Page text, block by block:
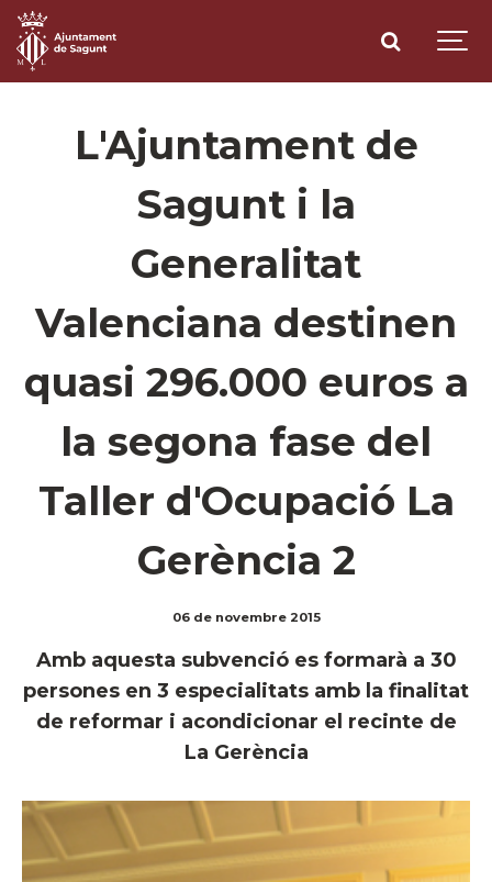
L'Ajuntament de
Sagunt i la
Generalitat
Valenciana destinen
quasi 296.000 euros a
la segona fase del
Taller d'Ocupació La
Gerència 2
06 de novembre 2015
Amb aquesta subvenció es formarà a 30
persones en 3 especialitats amb la finalitat
de reformar i acondicionar el recinte de
La Gerència